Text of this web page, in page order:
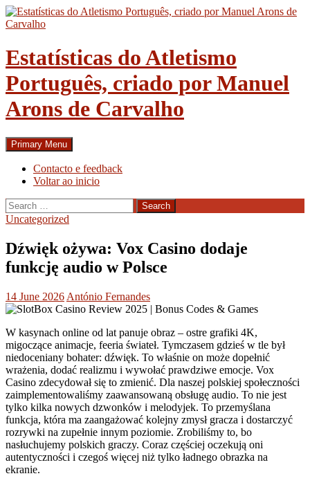
Skip
to
Estatísticas do Atletismo
Português, criado por Manuel
Arons de Carvalho
Search
Primary Menu
Contacto e feedback
Voltar ao inicio
Search
for:
Uncategorized
Dźwięk ożywa: Vox Casino dodaje
funkcję audio w Polsce
14 June 2026 António Fernandes
W kasynach online od lat panuje obraz – ostre grafiki 4K,
migoczące animacje, feeria świateł. Tymczasem gdzieś w tle był
niedoceniany bohater: dźwięk. To właśnie on może dopełnić
wrażenia, dodać realizmu i wywołać prawdziwe emocje. Vox
Casino zdecydował się to zmienić. Dla naszej polskiej społeczności
zaimplementowaliśmy zaawansowaną obsługę audio. To nie jest
tylko kilka nowych dzwonków i melodyjek. To przemyślana
funkcja, która ma zaangażować kolejny zmysł gracza i dostarczyć
rozrywki na zupełnie innym poziomie. Zrobiliśmy to, bo
nasłuchujemy polskich graczy. Coraz częściej oczekują oni
autentyczności i czegoś więcej niż tylko ładnego obrazka na
ekranie.